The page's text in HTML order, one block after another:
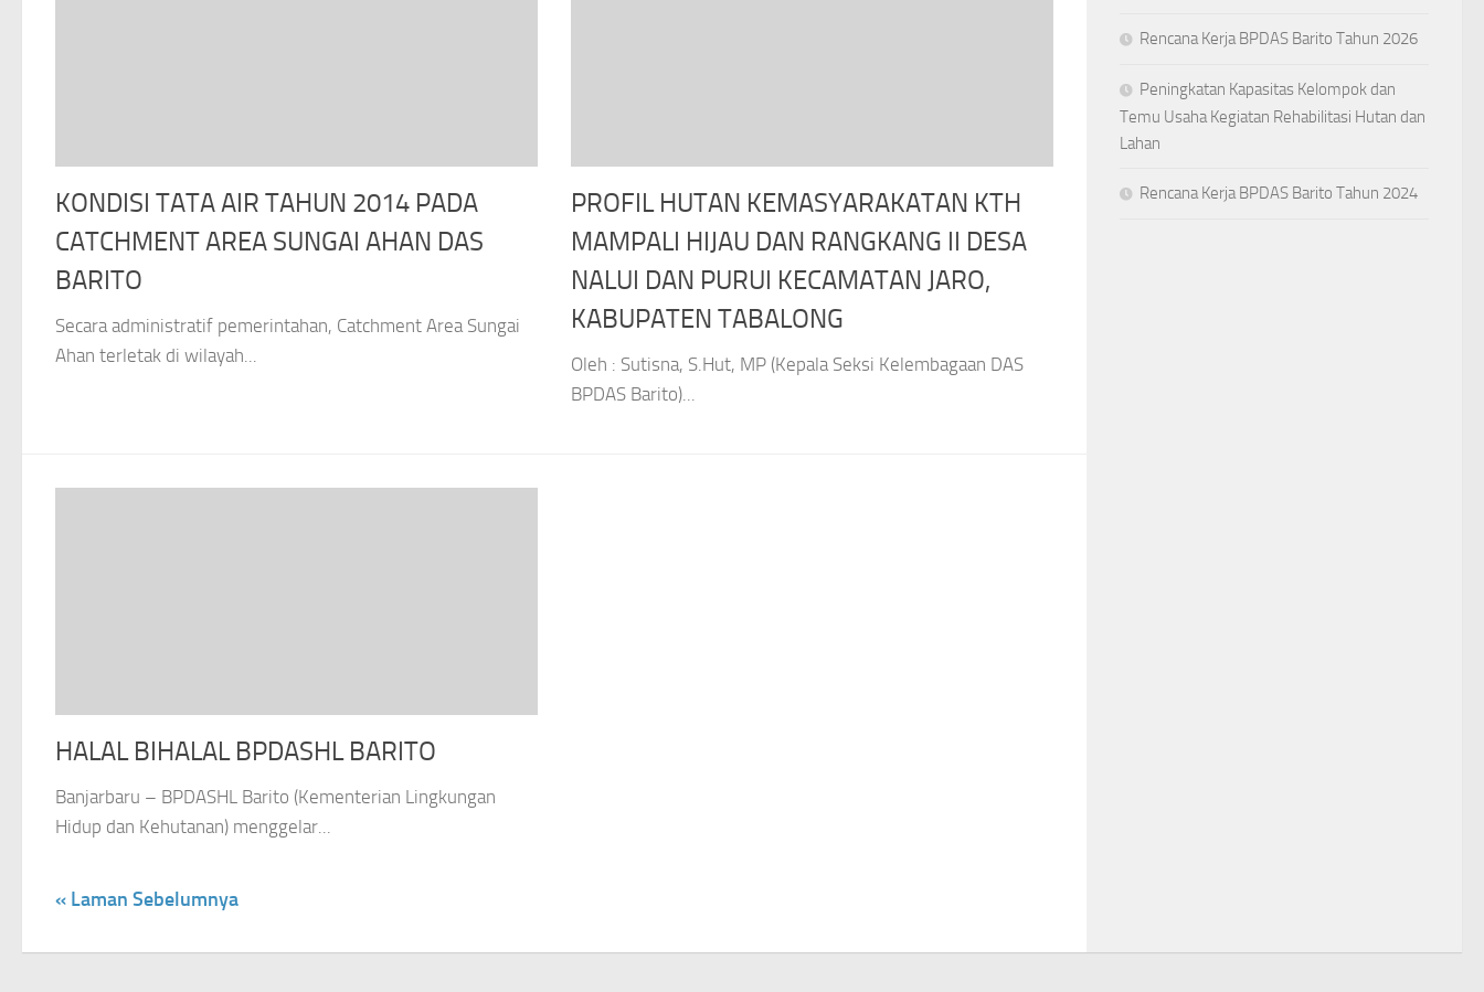
KONDISI TATA AIR TAHUN 2014 PADA
CATCHMENT AREA SUNGAI AHAN DAS
BARITO
Secara administratif pemerintahan, Catchment Area Sungai
Ahan terletak di wilayah...
PROFIL HUTAN KEMASYARAKATAN KTH
MAMPALI HIJAU DAN RANGKANG II DESA
NALUI DAN PURUI KECAMATAN JARO,
KABUPATEN TABALONG
Oleh : Sutisna, S.Hut, MP (Kepala Seksi Kelembagaan DAS
BPDAS Barito)...
HALAL BIHALAL BPDASHL BARITO
Banjarbaru – BPDASHL Barito (Kementerian Lingkungan
Hidup dan Kehutanan) menggelar...
« Laman Sebelumnya
Rencana Kerja BPDAS Barito Tahun 2026
Peningkatan Kapasitas Kelompok dan
Temu Usaha Kegiatan Rehabilitasi Hutan dan
Lahan
Rencana Kerja BPDAS Barito Tahun 2024